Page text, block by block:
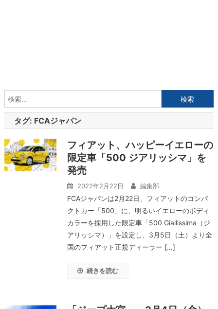
索:
タグ: FCAジャパン
フィアット、ハッピーイエローの
限定車「500 ジアリッシマ」を
発売
2022年2月22日 編集部
FCAジャパンは2月22日、フィアットのコンパ
クトカー「500」に、明るいイエローのボディ
カラーを採用した限定車「500 Giallissima（ジ
アリッシマ）」を設定し、3月5日（土）より全
国のフィアット正規ディーラー […]
続きを読む